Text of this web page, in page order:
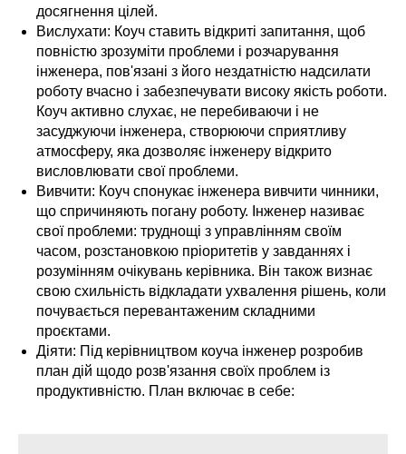
досягнення цілей.
Вислухати: Коуч ставить відкриті запитання, щоб
повністю зрозуміти проблеми і розчарування
інженера, пов'язані з його нездатністю надсилати
роботу вчасно і забезпечувати високу якість роботи.
Коуч активно слухає, не перебиваючи і не
засуджуючи інженера, створюючи сприятливу
атмосферу, яка дозволяє інженеру відкрито
висловлювати свої проблеми.
Вивчити: Коуч спонукає інженера вивчити чинники,
що спричиняють погану роботу. Інженер називає
свої проблеми: труднощі з управлінням своїм
часом, розстановкою пріоритетів у завданнях і
розумінням очікувань керівника. Він також визнає
свою схильність відкладати ухвалення рішень, коли
почувається перевантаженим складними
проєктами.
Діяти: Під керівництвом коуча інженер розробив
план дій щодо розв'язання своїх проблем із
продуктивністю. План включає в себе: